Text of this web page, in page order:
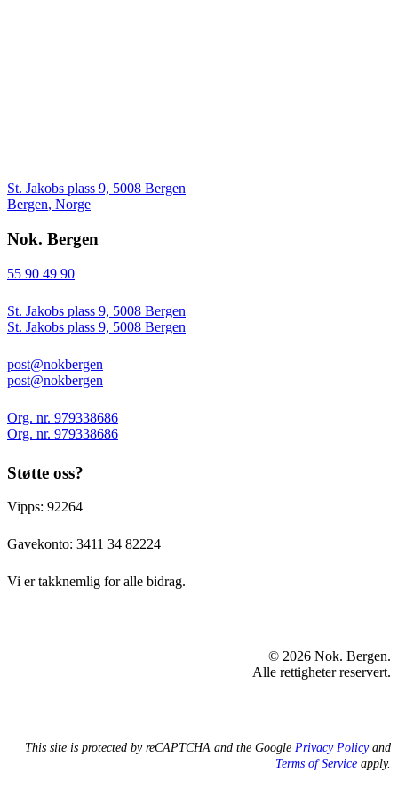
St. Jakobs plass 9, 5008 Bergen
Bergen, Norge
Nok. Bergen
55 90 49 90
St. Jakobs plass 9, 5008 Bergen
St. Jakobs plass 9, 5008 Bergen
post@nokbergen
post@nokbergen
Org. nr. 979338686
Org. nr. 979338686
Støtte oss?
Vipps: 92264
Gavekonto: 3411 34 82224
Vi er takknemlig for alle bidrag.
© 2026 Nok. Bergen.
Alle rettigheter reservert.
This site is protected by reCAPTCHA and the Google Privacy Policyand
Terms of Service apply.